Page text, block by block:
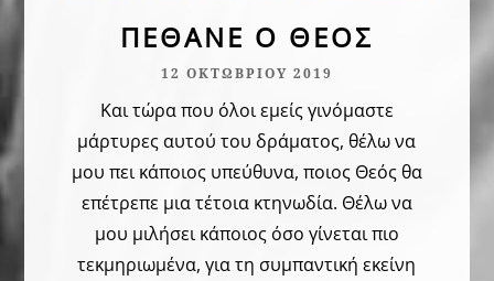
ΠΈΘΑΝΕ Ο ΘΕΌΣ
12 ΟΚΤΩΒΡΊΟΥ 2019
Και τώρα που όλοι εμείς γινόμαστε
μάρτυρες αυτού του δράματος, θέλω να
μου πει κάποιος υπεύθυνα, ποιος Θεός θα
επέτρεπε μια τέτοια κτηνωδία. Θέλω να
μου μιλήσει κάποιος όσο γίνεται πιο
τεκμηριωμένα, για τη συμπαντική εκείνη